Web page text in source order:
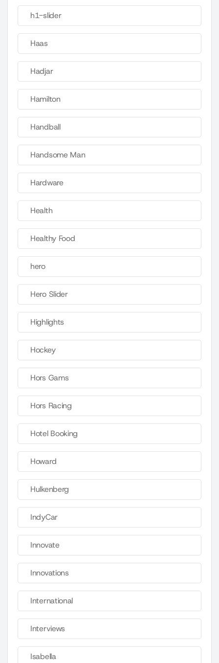
h1-slider
Haas
Hadjar
Hamilton
Handball
Handsome Man
Hardware
Health
Healthy Food
hero
Hero Slider
Highlights
Hockey
Hors Gams
Hors Racing
Hotel Booking
Howard
Hulkenberg
IndyCar
Innovate
Innovations
International
Interviews
Isabella